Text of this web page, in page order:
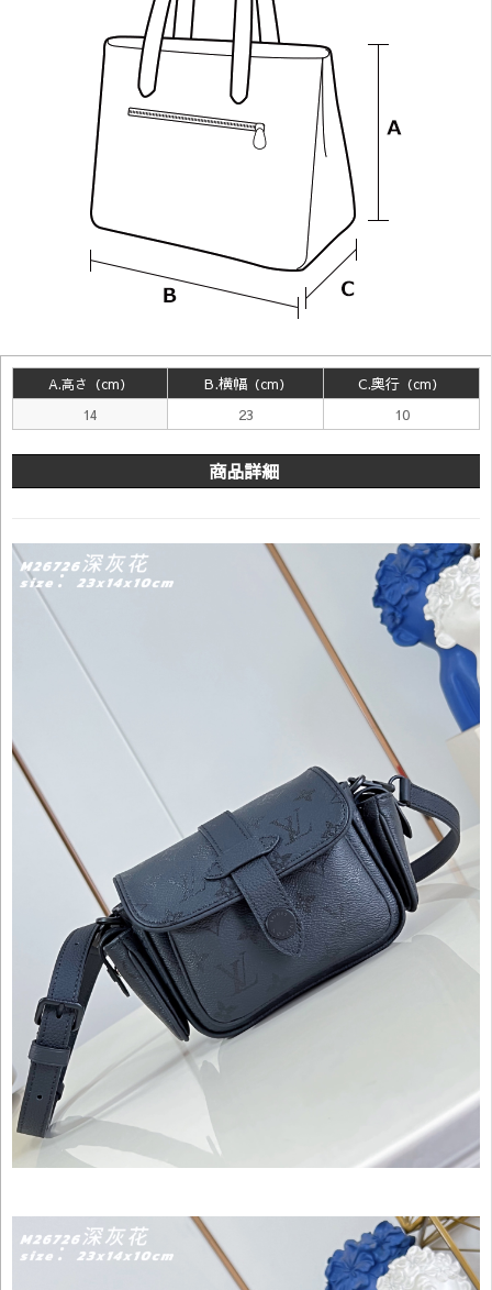
A.高さ（cm） B.横幅（cm） C.奥行 （cm）
14 23 10
商品詳細